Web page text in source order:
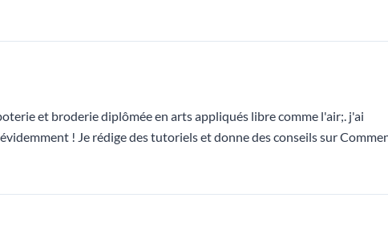
et broderie diplômée en arts appliqués libre comme l'air;. j'ai
! Je rédige des tutoriels et donne des conseils sur